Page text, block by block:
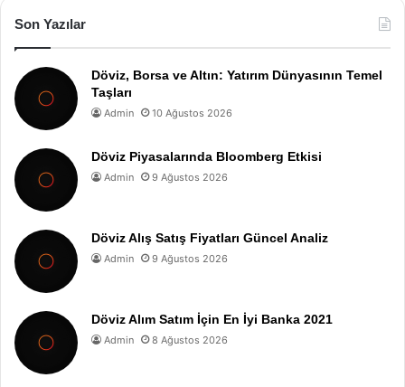
Son Yazılar
Döviz, Borsa ve Altın: Yatırım Dünyasının Temel
Taşları
Admin 10 Ağustos 2026
Döviz Piyasalarında Bloomberg Etkisi
Admin 9 Ağustos 2026
Döviz Alış Satış Fiyatları Güncel Analiz
Admin 9 Ağustos 2026
Döviz Alım Satım İçin En İyi Banka 2021
Admin 8 Ağustos 2026